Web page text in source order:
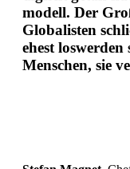
modell. Der
Globa­listen
ehest
Menschen, sie